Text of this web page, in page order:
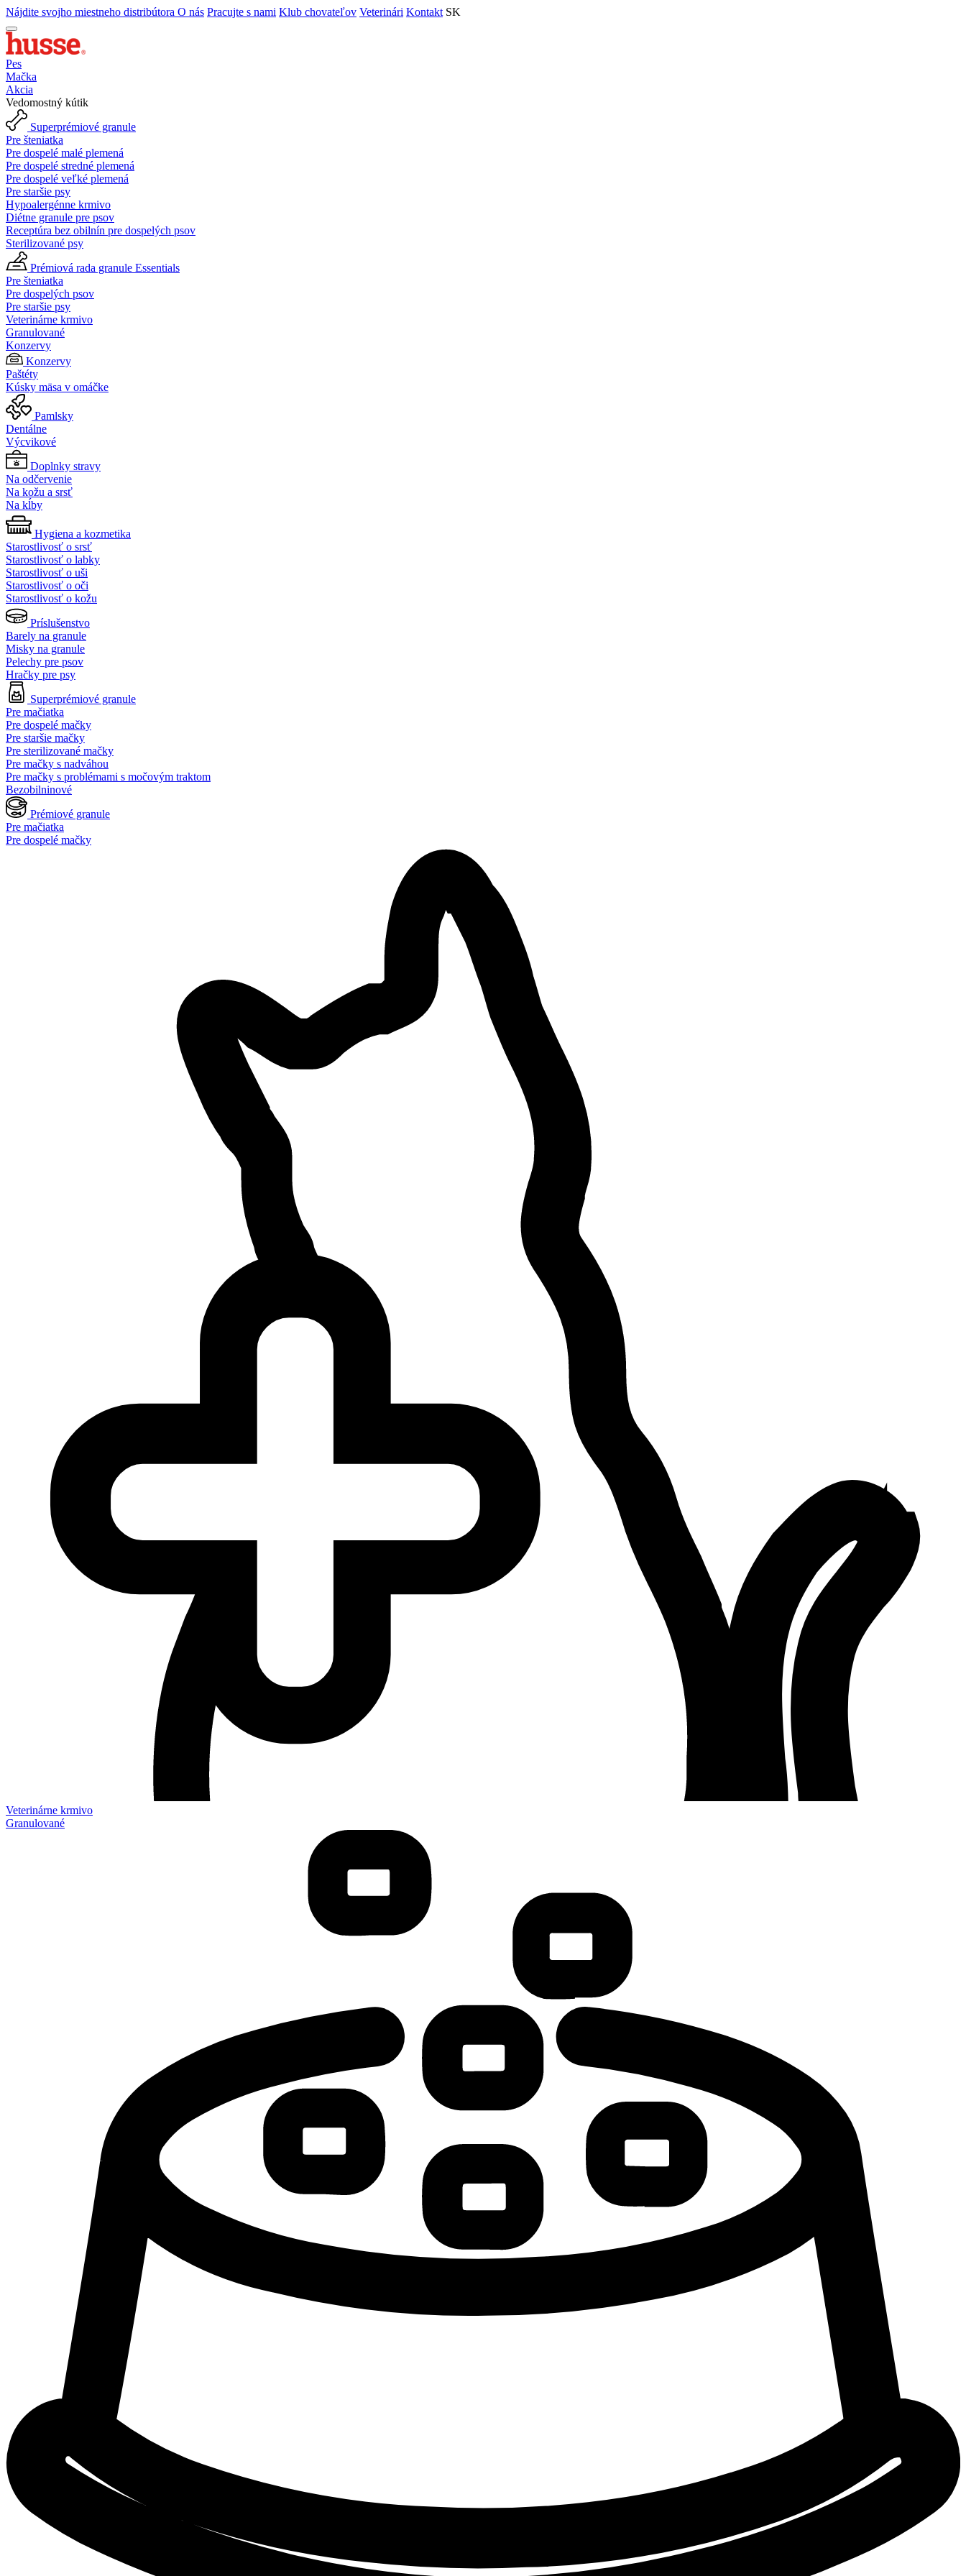
Nájdite svojho miestneho distribútora O nás Pracujte s nami Klub chovateľov Veterinári Kontakt SK
Pes
Mačka
Akcia
Vedomostný kútik
Superprémiové granule
Pre šteniatka
Pre dospelé malé plemená
Pre dospelé stredné plemená
Pre dospelé veľké plemená
Pre staršie psy
Hypoalergénne krmivo
Diétne granule pre psov
Receptúra bez obilnín pre dospelých psov
Sterilizované psy
Prémiová rada granule Essentials
Pre šteniatka
Pre dospelých psov
Pre staršie psy
Veterinárne krmivo
Granulované
Konzervy
Konzervy
Paštéty
Kúsky mäsa v omáčke
Pamlsky
Dentálne
Výcvikové
Doplnky stravy
Na odčervenie
Na kožu a srsť
Na kĺby
Hygiena a kozmetika
Starostlivosť o srsť
Starostlivosť o labky
Starostlivosť o uši
Starostlivosť o oči
Starostlivosť o kožu
Príslušenstvo
Barely na granule
Misky na granule
Pelechy pre psov
Hračky pre psy
Superprémiové granule
Pre mačiatka
Pre dospelé mačky
Pre staršie mačky
Pre sterilizované mačky
Pre mačky s nadváhou
Pre mačky s problémami s močovým traktom
Bezobilninové
Prémiové granule
Pre mačiatka
Pre dospelé mačky
Veterinárne krmivo
Granulované